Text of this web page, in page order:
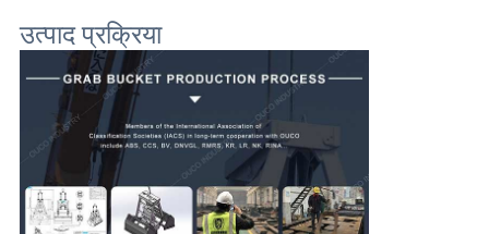
उत्पाद प्रक्रिया